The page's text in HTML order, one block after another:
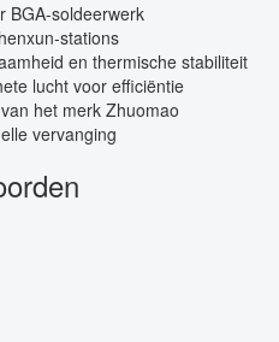
BGA-soldeerwerk
stations
en thermische stabiliteit
lucht voor efficiëntie
het merk Zhuomao
vervanging